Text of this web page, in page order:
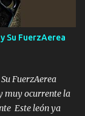
NOS HACE
FUE UN
SIEMPRE
Es el DOS de
Su FuerzAerea
FuerzAerea
muy ocurrente la
Este león ya